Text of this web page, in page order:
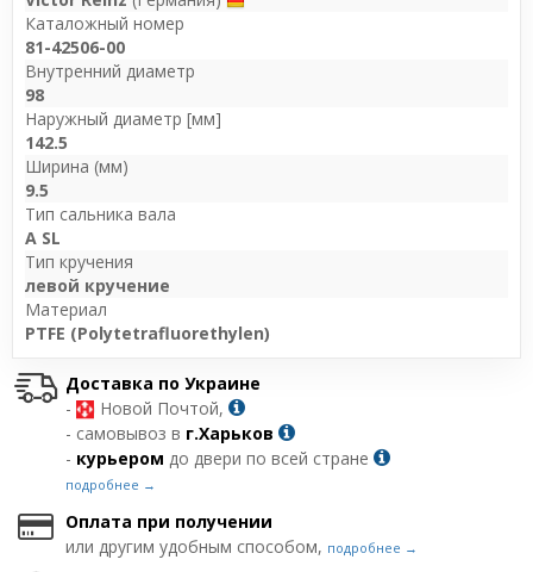
Каталожный номер
81-42506-00
Внутренний диаметр
98
Наружный диаметр [мм]
142.5
Ширина (мм)
9.5
Тип сальника вала
A SL
Тип кручения
левой кручение
Материал
PTFE (Polytetrafluorethylen)
Доставка по Украине
-
Новой Почтой,
- самовывоз в г.Харьков
- курьером до двери по всей стране
подробнее →
Оплата при получении
или другим удобным способом, подробнее →